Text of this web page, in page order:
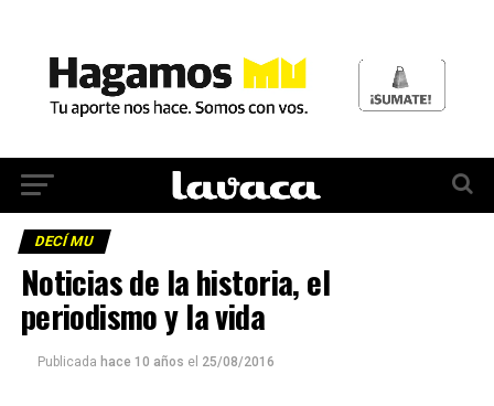
DECÍ MU
Noticias de la historia, el
periodismo y la vida
Publicada hace 10 años el 25/08/2016